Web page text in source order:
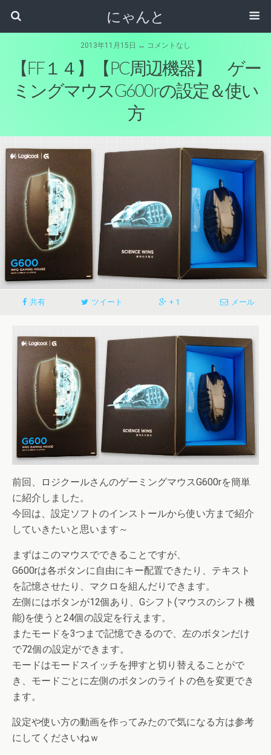
にゃんと
2013年11月15日 ↔ コメントなし
【FF１４】【PC周辺機器】 ゲー
ミングマウスG600rの設定＆使い
方
共有 ツイート + 1 メール
前回、ロジクールさんのゲーミングマウスG600rを簡単
に紹介しました。
今回は、設定ソフトのインストールから使い方まで紹介
していきたいと思います～
まずはこのマウスでできることですが、
G600rは各ボタンに自由にキー配置できたり、テキスト
を記憶させたり、マクロを組んだりできます。
左側にはボタンが12個あり、Gシフト(マウスのシフト機
能)を使うと24個の設定を行えます。
またモードを3つまで記憶できるので、左のボタンだけ
で72個の設定ができます。
モードはモードスイッチを押すと切り替えることがで
き、モードごとに左側のボタンのライトの色を変更でき
ます。
設定や使い方の動画を作ってみたので気になる方は参考
にしてくださいねｗ